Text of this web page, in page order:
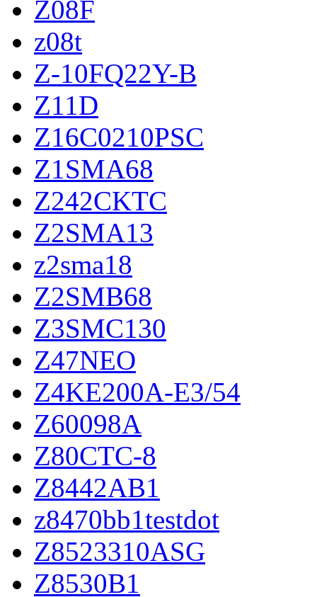
Z08F
z08t
Z-10FQ22Y-B
Z11D
Z16C0210PSC
Z1SMA68
Z242CKTC
Z2SMA13
z2sma18
Z2SMB68
Z3SMC130
Z47NEO
Z4KE200A-E3/54
Z60098A
Z80CTC-8
Z8442AB1
z8470bb1testdot
Z8523310ASG
Z8530B1